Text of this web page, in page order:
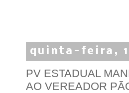
quinta-feira,
PV ESTADUAL
AO VEREADOR